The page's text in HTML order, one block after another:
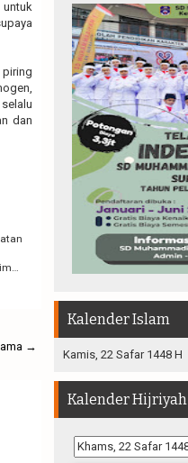
piring
dan
→
Kalender Islam
Kamis, 22 Safar 1448 H
Kalender Hijriyah